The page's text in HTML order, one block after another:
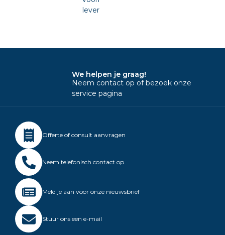
leverbaar.
We helpen je graag!
Neem contact op of bezoek onze
service pagina
Offerte of consult aanvragen
Neem telefonisch contact op
Meld je aan voor onze nieuwsbrief
Stuur ons een e-mail